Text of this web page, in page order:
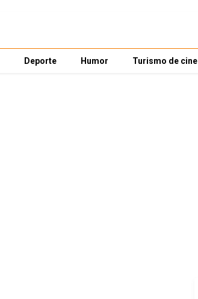
Deporte Humor Turismo de cine